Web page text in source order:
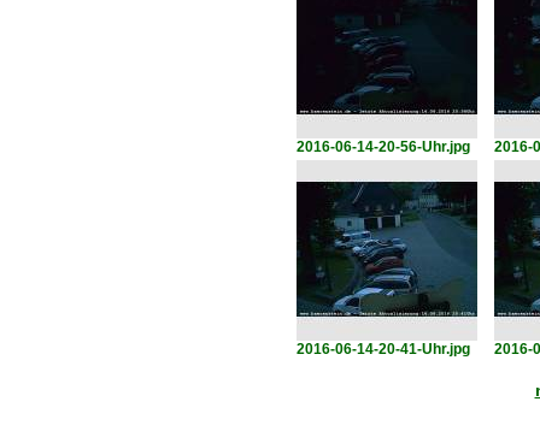
2016-06-14-20-56-Uhr.jpg 2016-
2016-06-14-20-41-Uhr.jpg 2016-